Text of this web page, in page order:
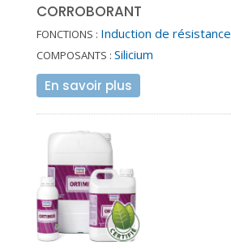
CORROBORANT
FONCTIONS : Induction de résistance
COMPOSANTS : Silicium
En savoir plus